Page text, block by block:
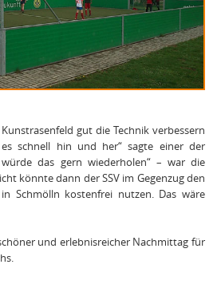
gut die Technik verbessern
schnell hin und her“ sagte einer der
würde das gern wiederholen“ – war die
könnte dann der SSV im Gegenzug den
Schmölln kostenfrei nutzen. Das wäre
und erlebnisreicher Nachmittag für